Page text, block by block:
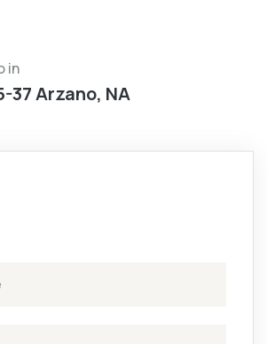
in
37 Arzano, NA